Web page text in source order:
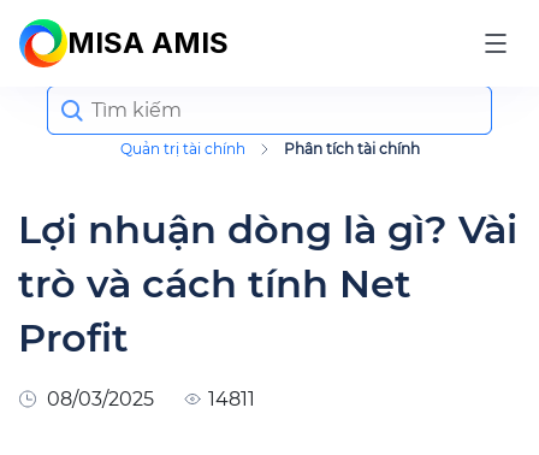
MISA AMIS
Quản trị tài chính Phân tích tài chính
Search
for:
Lợi nhuận dòng là gì? Vài
trò và cách tính Net
Profit
08/03/2025 14811